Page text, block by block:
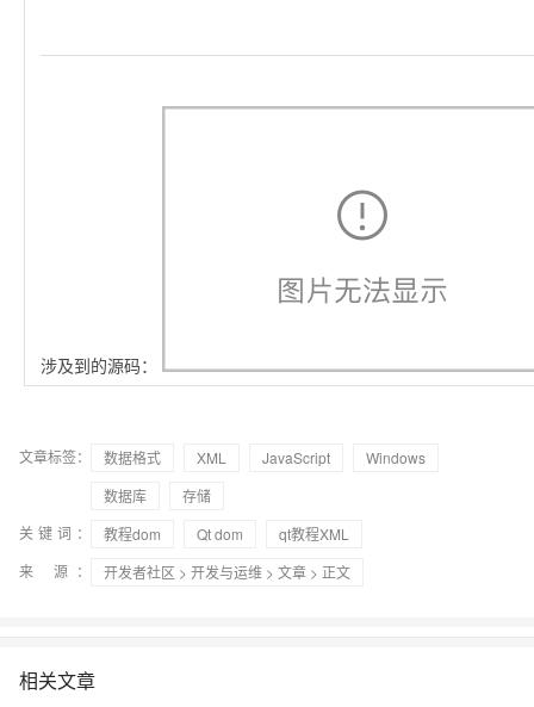
涉及到的源码：
文章标签： 数据格式 XML JavaScript
Windows
数据库
存储
关键词：
教程dom Qt dom
qt教程XML
来 源：
开发者社区 > 开发与运维 > 文章 > 正文
相关文章